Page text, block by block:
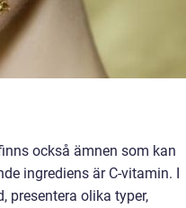
också ämnen som kan
ingrediens är C-vitamin. I
presentera olika typer,